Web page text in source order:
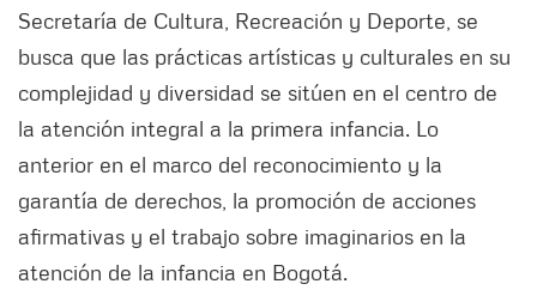
Secretaría de Cultura, Recreación y Deporte, se
busca que las prácticas artísticas y culturales en su
complejidad y diversidad se sitúen en el centro de
la atención integral a la primera infancia. Lo
anterior en el marco del reconocimiento y la
garantía de derechos, la promoción de acciones
afirmativas y el trabajo sobre imaginarios en la
atención de la infancia en Bogotá.